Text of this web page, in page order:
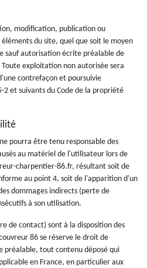
modification, publication ou
du site, quel que soit le moyen
sauf autorisation écrite préalable de
Toute exploitation non autorisée sera
contrefaçon et poursuivie
et suivants du Code de la propriété
pourra être tenu responsable des
au matériel de l'utilisateur lors de
charpentier-86.fr, résultant soit de
au point 4, soit de l'apparition d'un
dommages indirects (perte de
à son utilisation.
de contact) sont à la disposition des
86 se réserve le droit de
préalable, tout contenu déposé qui
en France, en particulier aux